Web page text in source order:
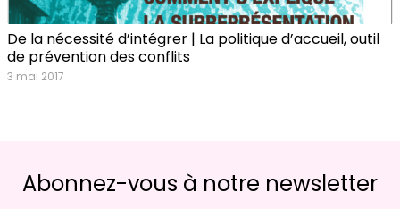
De la nécessité d’intégrer | La politique d’accueil, outil
de prévention des conflits
3 mai 2017
Abonnez-vous à notre newsletter